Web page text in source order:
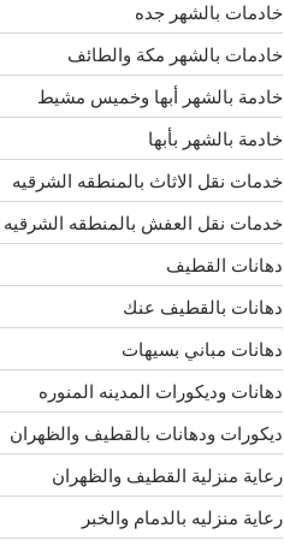
خادمات بالشهر جده
خادمات بالشهر مكة والطائف
خادمة بالشهر أبها وخميس مشيط
خادمة بالشهر بأبها
خدمات نقل الاثاث بالمنطقه الشرقيه
خدمات نقل العفش بالمنطقه الشرقيه
دهانات القطيف
دهانات بالقطيف عنك
دهانات مباني بسيهات
دهانات وديكورات المدينه المنوره
ديكورات ودهانات بالقطيف والظهران
رعاية منزلية القطيف والظهران
رعاية منزليه بالدمام والخبر